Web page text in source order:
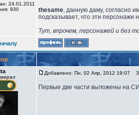
24.01.2011
930
thesame, данную даму, согласно
подсказывает, что эти персонажи
Тут, впрочем, персонажей и без
Добавлено: Пн, 02 Апр, 2012 19:07
Первые две части выложены на